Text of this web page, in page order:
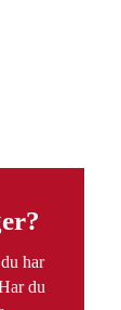
har
du